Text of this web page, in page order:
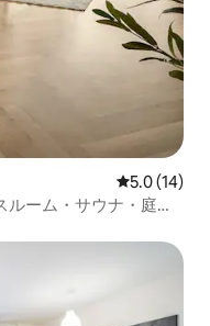
レビュー14
5.0 (14)
ーム・サウナ・庭・